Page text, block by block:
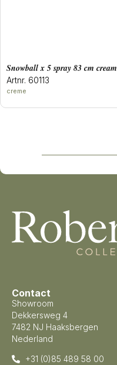
snowball x 5 spray 83 cm cream
Artnr. 60113
creme
Contact
Showroom
Dekkersweg 4
7482 NJ Haaksbergen
Nederland
+31 (0)85 489 58 00